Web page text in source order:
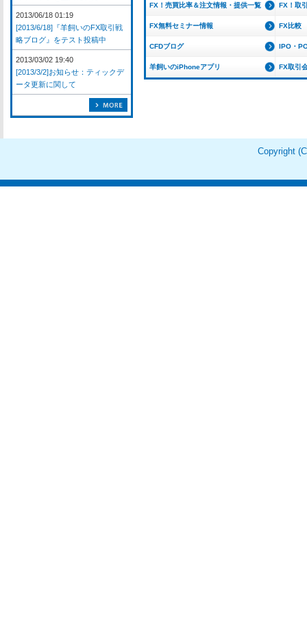
FX！売買比率＆注文情報・提供一覧 FX！取
FX無料セミナー情報 FX比較
CFDブログ IPO・
羊飼いのiPhoneアプリ FX取引
2013/06/18 01:19
[2013/6/18]『羊飼いのFX取引戦
略ブログ』をテスト投稿中
2013/03/02 19:40
[2013/3/2]お知らせ：ティックデ
ータ更新に関して
Copyright